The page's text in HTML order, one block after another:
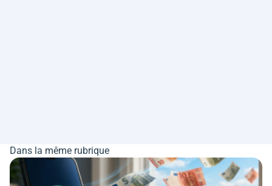
Dans la même rubrique